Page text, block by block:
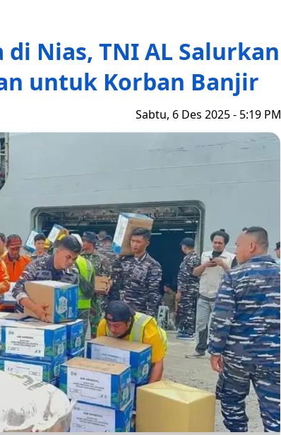
di Nias, TNI AL Salurkan
untuk Korban Banjir
Sabtu, 6 Des 2025 - 5:19 PM